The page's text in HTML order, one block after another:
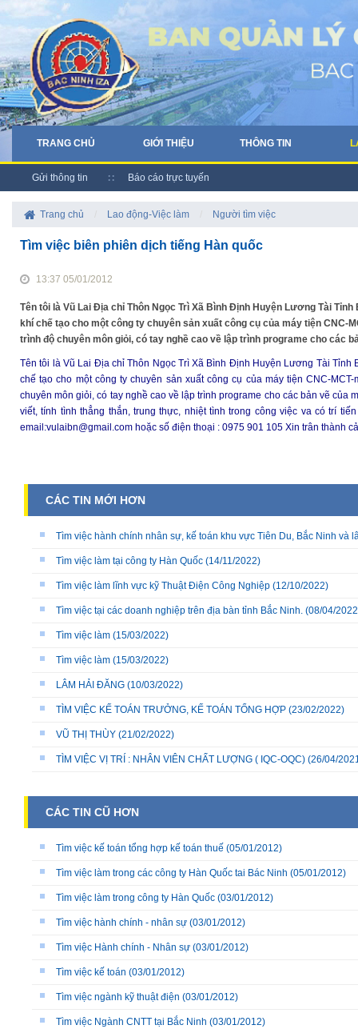
TRANG CHỦ GIỚI THIỆU THÔNG TIN
Gửi thông tin Báo cáo trực tuyến
Trang chủ Lao động-Việc làm Người tìm việc
Tìm việc biên phiên dịch tiếng Hàn quốc
13:37 05/01/2012
Tên tôi là Vũ Lai Địa chỉ Thôn Ngọc Trì Xã Bình Định Huyện Lương Tài
khí chế tạo cho một công ty chuyên sản xuất công cụ của máy tiện CNC-
trình độ chuyên môn giỏi, có tay nghề cao về lập trình programe cho các
Tên tôi là Vũ Lai Địa chỉ Thôn Ngọc Trì Xã Bình Định Huyện Lương Tài
chế tạo cho một công ty chuyên sản xuất công cụ của máy tiện CNC-
chuyên môn giỏi, có tay nghề cao về lập trình programe cho các bản vẽ của
viết, tính tình thẳng thắn, trung thực, nhiệt tình trong công việc va có trí
email:vulaibn@gmail.com hoặc số điện thoại : 0975 901 105 Xin trân thành
CÁC TIN MỚI HƠN
Tìm việc hành chính nhân sự, kế toán khu vực Tiên Du, Bắc Ninh và
Tìm việc làm tại công ty Hàn Quốc (14/11/2022)
Tìm việc làm lĩnh vực kỹ Thuật Điện Công Nghiệp (12/10/2022)
Tìm việc tại các doanh nghiệp trên địa bàn tỉnh Bắc Ninh. (08/04/
Tìm việc làm (15/03/2022)
Tìm việc làm (15/03/2022)
LÂM HẢI ĐĂNG (10/03/2022)
TÌM VIỆC KẾ TOÁN TRƯỞNG, KẾ TOÁN TỔNG HỢP (23/02/2022)
VŨ THỊ THÙY (21/02/2022)
TÌM VIỆC VỊ TRÍ : NHÂN VIÊN CHẤT LƯỢNG ( IQC-OQC) (26/04/
CÁC TIN CŨ HƠN
Tìm việc kế toán tổng hợp kế toán thuế (05/01/2012)
Tìm việc làm trong các công ty Hàn Quốc tai Bác Ninh (05/01/2012)
Tìm việc làm trong công ty Hàn Quốc (03/01/2012)
Tìm việc hành chính - nhân sự (03/01/2012)
Tìm việc Hành chính - Nhân sự (03/01/2012)
Tìm việc kế toán (03/01/2012)
Tìm việc ngành kỹ thuật điện (03/01/2012)
Tìm việc Ngành CNTT tại Bắc Ninh (03/01/2012)